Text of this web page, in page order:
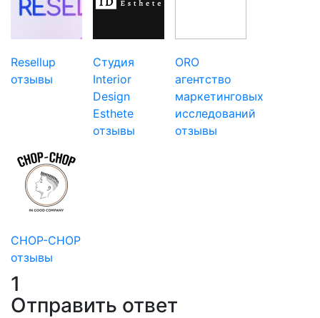
Resellup
отзывы
Студия
Interior
Design
Esthete
отзывы
ORO
агентство
маркетинговых
исследований
отзывы
CHOP-CHOP
отзывы
1
Отправить ответ